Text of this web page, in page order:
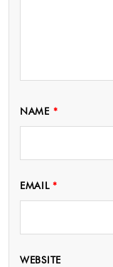
NAME *
EMAIL*
WEBSITE